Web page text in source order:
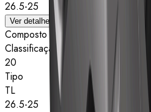
26.5-25
Ver detalhes
Composto
Classificação de estrelas
20
Tipo
TL
26.5-25